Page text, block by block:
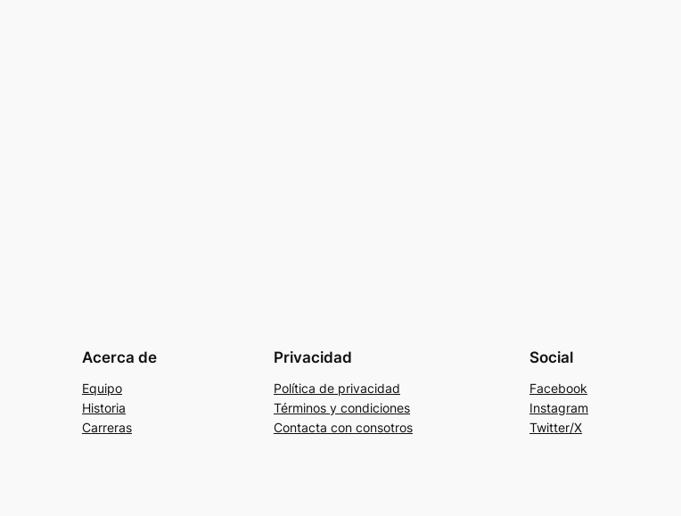
Acerca de
Equipo
Historia
Carreras
Privacidad
Política de privacidad
Términos y condiciones
Contacta con consotros
Social
Facebook
Instagram
Twitter/X